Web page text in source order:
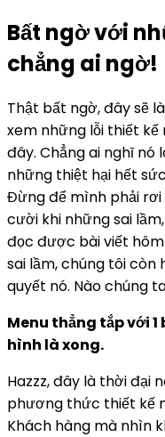
Bất ngờ với
chẳng ai ngờ!
Thật bất ngờ, đây sẽ
xem những lỗi thiết
đây. Chẳng ai nghĩ nó
những thiệt hại hết
Đừng để mình phải
cười khi những sai
đọc được bài viết
sai lầm, chúng tôi còn
quyết nó. Nào chúng
Menu thẳng tắp với
hình là xong.
Hazzz, đây là thời đại
phương thức thiết kế
Khách hàng mà nhìn